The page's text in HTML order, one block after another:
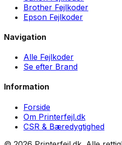
Brother Fejlkoder
Epson Fejlkoder
Navigation
Alle Fejlkoder
Se efter Brand
Information
Forside
Om Printerfejl.dk
CSR & Bæredygtighed